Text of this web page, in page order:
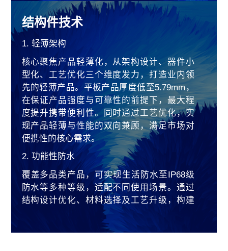
设提供可靠的控制器支持。
结构件技术
1. 轻薄架构
核心聚焦产品轻薄化，从架构设计、器件小
型化、工艺优化三个维度发力，打造业内领
先的轻薄产品。平板产品厚度低至5.79mm，
在保证产品强度与可靠性的前提下，最大程
度提升携带便利性。同时通过工艺优化，实
现产品轻薄与性能的双向兼顾，满足市场对
便携性的核心需求。
2. 功能性防水
覆盖多品类产品，可实现生活防水至IP68级
防水等多种等级，适配不同使用场景。通过
结构设计优化、材料选择及工艺升级，构建
全方位防水屏障，保障产品在复杂环境下的
使用稳定性。同时兼顾低成本与防水效果，